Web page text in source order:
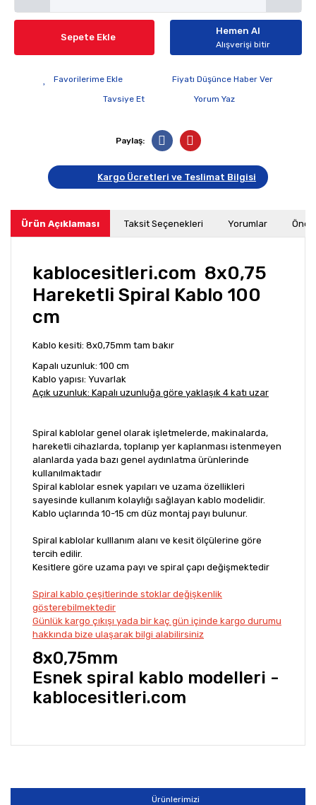
Sepete Ekle
Hemen Al
Alışverişi bitir
Fiyatı Düşünce Haber Ver
Tavsiye Et
Yorum Yaz
Paylaş:
Kargo Ücretleri ve Teslimat Bilgisi
Ürün Açıklaması Taksit Seçenekleri Yorumlar
kablocesitleri.com 8x0,75
Hareketli Spiral Kablo 100
cm
Kablo kesiti: 8x0,75mm tam bakır
Kapalı uzunluk: 100 cm
Kablo yapısı: Yuvarlak
Açık uzunluk: Kapalı uzunluğa göre yaklaşık 4 katı uzar
Spiral kablolar genel olarak işletmelerde, makinalarda,
hareketli cihazlarda, toplanıp yer kaplanması istenmeyen
alanlarda yada bazı genel aydınlatma ürünlerinde
kullanılmaktadır
Spiral kablolar esnek yapıları ve uzama özellikleri
sayesinde kullanım kolaylığı sağlayan kablo modelidir.
Kablo uçlarında 10-15 cm düz montaj payı bulunur.
Spiral kablolar kulllanım alanı ve kesit ölçülerine göre
tercih edilir.
Kesitlere göre uzama payı ve spiral çapı değişmektedir
Spiral kablo çeşitlerinde stoklar değişkenlik
gösterebilmektedir
Günlük kargo çıkışı yada bir kaç gün içinde kargo durumu
hakkında bize ulaşarak bilgi alabilirsiniz
8x0,75mm
Esnek spiral kablo modelleri -
kablocesitleri.com
Bu ürünün fiyat bilgisi, resim, ürün açıklamalarında ve
Görüş ve önerileriniz için teşekkür ederiz.
Ürünlerimizi